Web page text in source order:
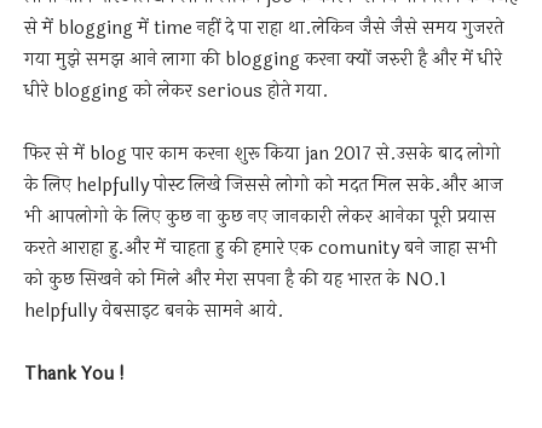
से में blogging में time नहीं दे पा राहा था.लेकिन जैसे जैसे समय गुजरते
गया मुझे समझ आने लागा की blogging करना क्यों जरुरी है और में धीरे
धीरे blogging को लेकर serious होते गया.
फिर से में blog पार काम करना शुरू किया jan 2017 से.उसके बाद लोगो
के लिए helpfully पोस्ट लिखे जिससे लोगो को मदत मिल सके.और आज
भी आपलोगो के लिए कुछ ना कुछ नए जानकारी लेकर आनेका पूरी प्रयास
करते आराहा हु.और में चाहता हु की हमारे एक comunity बने जाहा सभी
को कुछ सिखने को मिले और मेरा सपना है की यह भारत के NO.1
helpfully वेबसाइट बनके सामने आये.
Thank You !